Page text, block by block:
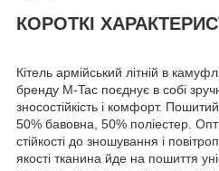
КОРОТКІ
Кітель армійський літній в
бренду M-Tac поєднує в собі
зносостійкість і комфорт.
50% бавовна, 50% поліестер.
стійкості до зношування і
якості тканина йде на пошиття